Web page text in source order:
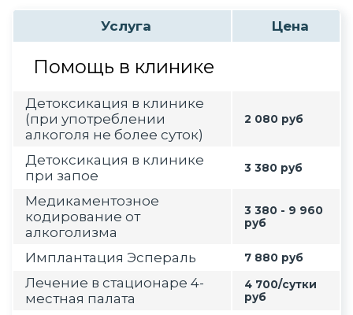
Услуга Цена
Помощь в клинике
Детоксикация в клинике
(при употреблении
алкоголя не более суток)
2 080 руб
Детоксикация в клинике
при запое
3 380 руб
Медикаментозное
кодирование от
алкоголизма
3 380 - 9 960
руб
Имплантация Эспераль 7 880 руб
Лечение в стационаре 4-
местная палата
4 700/сутки
руб